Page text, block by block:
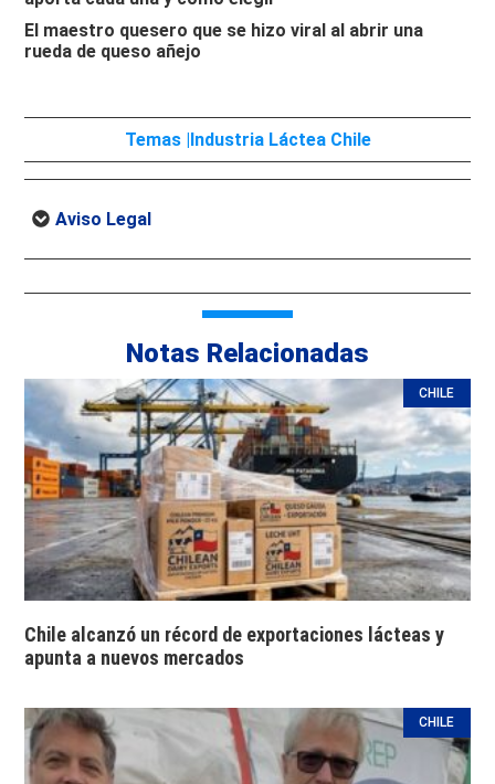
El maestro quesero que se hizo viral al abrir una
rueda de queso añejo
Temas |Industria Láctea Chile
Aviso Legal
Notas Relacionadas
CHILE
Chile alcanzó un récord de exportaciones lácteas y
apunta a nuevos mercados
CHILE